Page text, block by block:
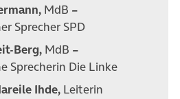
MdB –
Sprecher SPD
Berg, MdB –
Sprecherin Die Linke
Ihde, Leiterin